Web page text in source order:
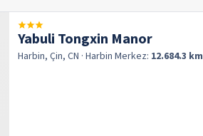
Yabuli Tongxin Manor
Harbin, Çin, CN · Harbin Merkez: 12.684.3 km